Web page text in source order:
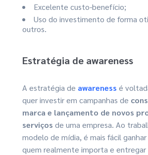
Excelente custo-benefício;
Uso do investimento de forma
outros.
Estratégia de awareness
A estratégia de awareness é
quer investir em campanhas de
marca e lançamento de novos
serviços de uma empresa. Ao
modelo de mídia, é mais fácil
quem realmente importa e